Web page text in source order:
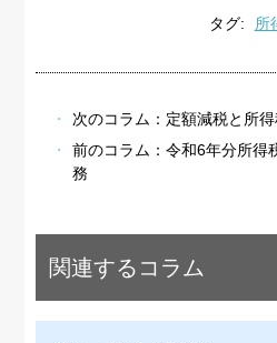
タグ: 所
次のコラム： 定額減税と所
前のコラム： 令和6年分所得
務
関連するコラム